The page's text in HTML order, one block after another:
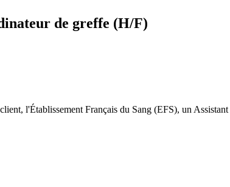
de greffe (H/F)
l'Établissement Français du Sang (EFS), un